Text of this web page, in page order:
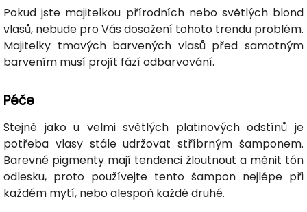
Pokud jste majitelkou přírodních nebo světlých blond
vlasů, nebude pro Vás dosažení tohoto trendu problém.
Majitelky tmavých barvených vlasů před samotným
barvením musí projít fází odbarvování.
Péče
Stejně jako u velmi světlých platinových odstínů je
potřeba vlasy stále udržovat stříbrným šamponem.
Barevné pigmenty mají tendenci žloutnout a měnit tón
odlesku, proto používejte tento šampon nejlépe při
každém mytí, nebo alespoň každé druhé.